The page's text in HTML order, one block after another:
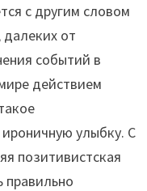
с другим словом
далеких от
событий в
действием
улыбку. С
позитивистская
правильно